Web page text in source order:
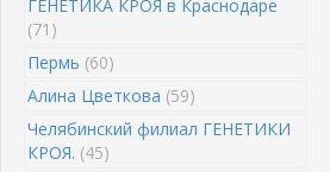
ГЕНЕТИКА КРОЯ в Краснодаре
(71)
Пермь (60)
Алина Цветкова (59)
Челябинский филиал ГЕНЕТИКИ
КРОЯ. (45)